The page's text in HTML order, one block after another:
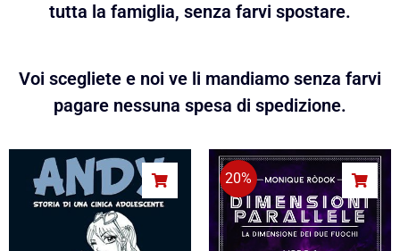
tutta la famiglia, senza farvi spostare.
Voi scegliete e noi ve li mandiamo senza farvi
pagare nessuna spesa di spedizione.
20%